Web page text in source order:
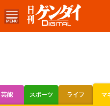
芸能 スポーツ ライフ マ